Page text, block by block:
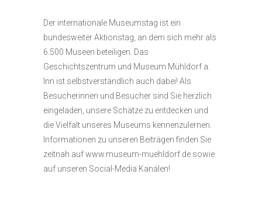
Der internationale Museumstag ist ein
bundesweiter Aktionstag, an dem sich mehr als
6.500 Museen beteiligen. Das
Geschichtszentrum und Museum Mühldorf a.
Inn ist selbstverständlich auch dabei! Als
Besucherinnen und Besucher sind Sie herzlich
eingeladen, unsere Schätze zu entdecken und
die Vielfalt unseres Museums kennenzulernen.
Informationen zu unseren Beiträgen finden Sie
zeitnah auf www.museum-muehldorf.de sowie
auf unseren Social-Media Kanälen!